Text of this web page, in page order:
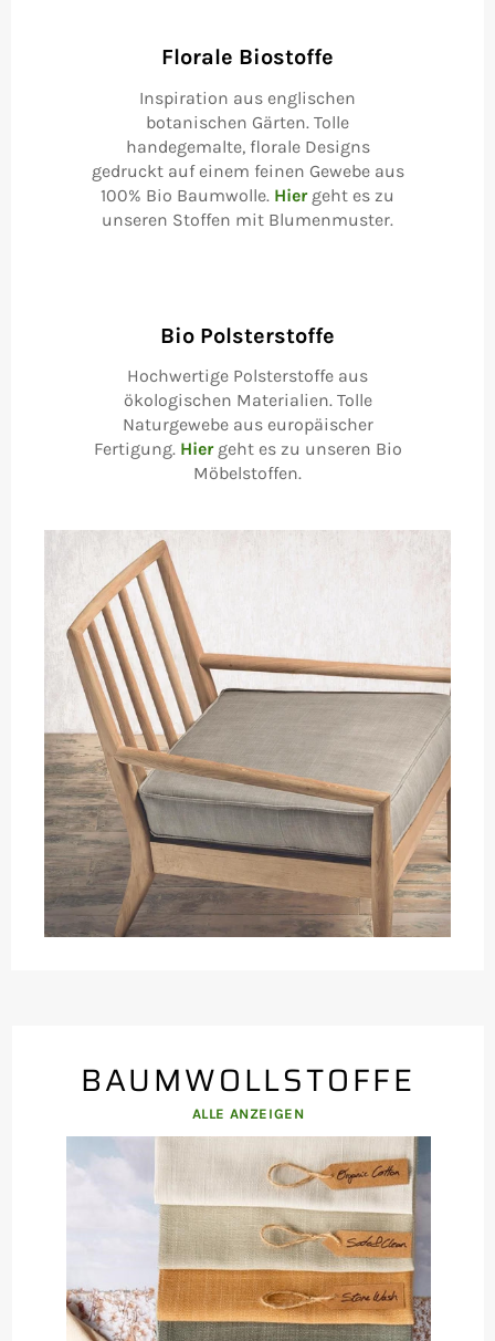
Florale Biostoffe
Inspiration aus englischen
botanischen Gärten. Tolle
handegemalte, florale Designs
gedruckt auf einem feinen Gewebe aus
100% Bio Baumwolle. Hier geht es zu
unseren Stoffen mit Blumenmuster.
Bio Polsterstoffe
Hochwertige Polsterstoffe aus
ökologischen Materialien. Tolle
Naturgewebe aus europäischer
Fertigung. Hiergeht es zu unseren Bio
Möbelstoffen.
BAUMWOLLSTOFFE
ALLE ANZEIGEN